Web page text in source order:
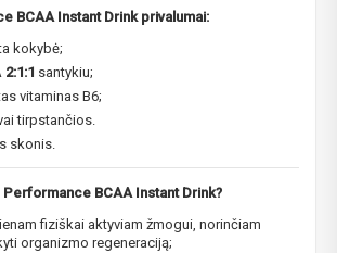
BCAA Instant Drink privalumai:
kokybė;
2:1:1 santykiu;
vitaminas B6;
tirpstančios.
skonis.
Performance BCAA Instant Drink?
fiziškai aktyviam žmogui, norinčiam
organizmo regeneraciją;